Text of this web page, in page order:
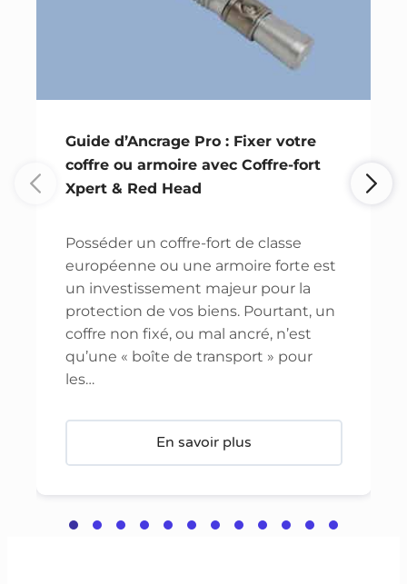
Guide d’Ancrage Pro : Fixer votre
coffre ou armoire avec Coffre-fort
Xpert & Red Head
Posséder un coffre-fort de classe
européenne ou une armoire forte est
un investissement majeur pour la
protection de vos biens. Pourtant, un
coffre non fixé, ou mal ancré, n’est
qu’une « boîte de transport » pour
les…
En savoir plus